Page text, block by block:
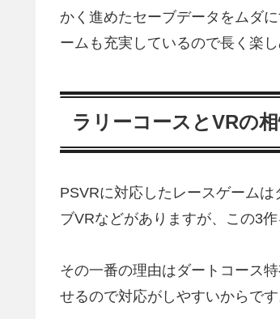
かく進めたセーブデータをムダ
ームも充実しているので長く楽
ラリーコースとVRの
PSVRに対応したレースゲーム
ブVRなどがありますが、この3
その一番の理由はダートコース
せるので対応がしやすいからです